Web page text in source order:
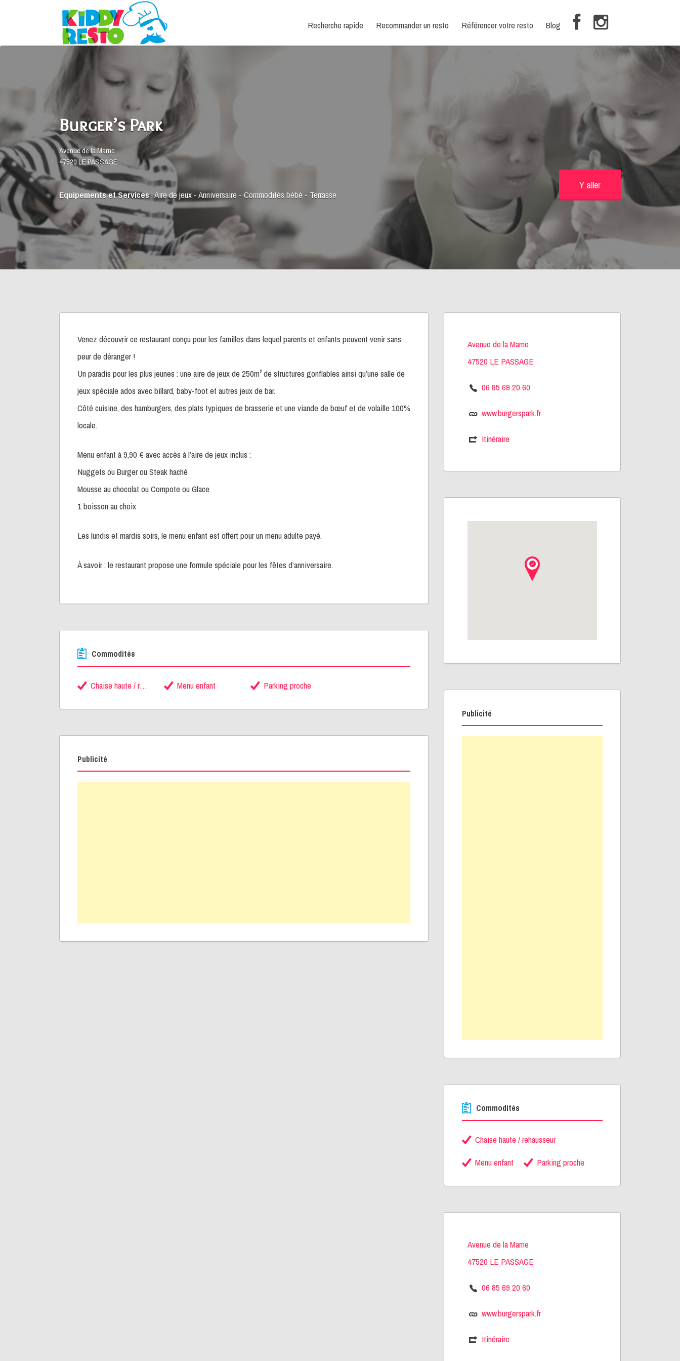
Recherche rapide Recommander un resto Référencer votre resto Blog
Rechercher:
Burger’s Park
Avenue de la Marne
47520 LE PASSAGE
Equipements et Services:Aire de jeux -Anniversaire - Commodités bébé - Terrasse
Y aller
Venez découvrir ce restaurant conçu pour les familles dans lequel parents et enfants peuvent venir sans
peur de déranger !
Un paradis pour les plus jeunes : une aire de jeux de 250m² de structures gonflables ainsi qu’une salle de
jeux spéciale ados avec billard, baby-foot et autres jeux de bar.
Côté cuisine, des hamburgers, des plats typiques de brasserie et une viande de bœuf et de volaille 100%
locale.
Menu enfant à 9,90 € avec accès à l’aire de jeux inclus :
Nuggets ou Burger ou Steak haché
Mousse au chocolat ou Compote ou Glace
1 boisson au choix
Les lundis et mardis soirs, le menu enfant est offert pour un menu adulte payé.
À savoir : le restaurant propose une formule spéciale pour les fêtes d’anniversaire.
Commodités
Chaise haute / rehausseur Menu enfant Parking proche
Publicité
Avenue de la Marne
47520 LE PASSAGE
06 85 69 20 60
www.burgerspark.fr
Itinéraire
Publicité
Commodités
Chaise haute / rehausseur
Menu enfant
Parking proche
Avenue de la Marne
47520 LE PASSAGE
06 85 69 20 60
www.burgerspark.fr
Itinéraire